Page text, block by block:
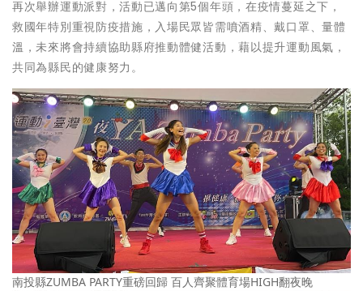
再次舉辦運動派對，活動已邁向第5個年頭，在疫情蔓延之下，
救國年特別重視防疫措施，入場民眾皆需噴酒精、戴口罩、量體
溫，未來將會持續協助縣府推動體健活動，藉以提升運動風氣，
共同為縣民的健康努力。
南投縣ZUMBA PARTY重磅回歸 百人齊聚體育場HIGH翻夜晚